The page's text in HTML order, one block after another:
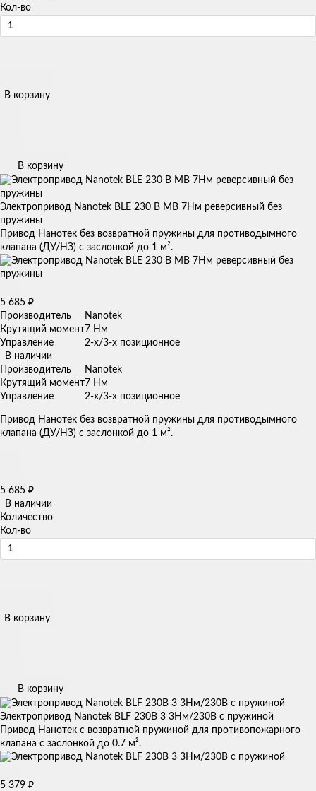
Кол-во
В корзину
В корзину
Электропривод Nanotek BLE 230 B MB 7Нм реверсивный без
пружины
Привод Нанотек без возвратной пружины для противодымного
клапана (ДУ/НЗ) с заслонкой до 1 м².
5 685 ₽
Производитель
Nanotek
Крутящий момент7 Нм
Управление
2-х/3-х позиционное
В наличии
Производитель
Nanotek
Крутящий момент7 Нм
Управление
2-х/3-х позиционное
Привод Нанотек без возвратной пружины для противодымного
клапана (ДУ/НЗ) с заслонкой до 1 м².
5 685 ₽
В наличии
Количество
Кол-во
В корзину
В корзину
Электропривод Nanotek BLF 230B 3 3Нм/230В с пружиной
Привод Нанотек с возвратной пружиной для противопожарного
клапана с заслонкой до 0.7 м².
5 379 ₽